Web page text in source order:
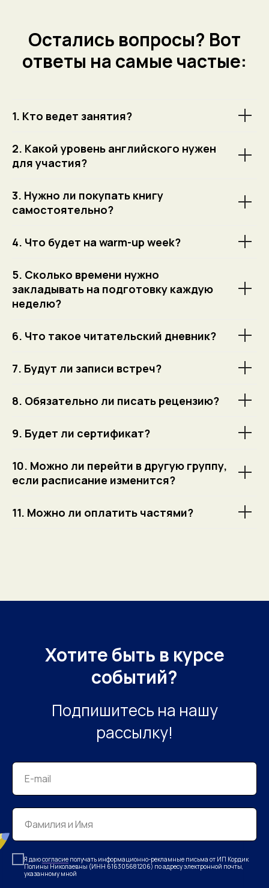
Остались вопросы? Вот
ответы на самые частые:
1. Кто ведет занятия?
2. Какой уровень английского нужен
для участия?
3. Нужно ли покупать книгу
самостоятельно?
4. Что будет на warm-up week?
5. Сколько времени нужно
закладывать на подготовку каждую
неделю?
6. Что такое читательский дневник?
7. Будут ли записи встреч?
8. Обязательно ли писать рецензию?
9. Будет ли сертификат?
10. Можно ли перейти в другую группу,
если расписание изменится?
11. Можно ли оплатить частями?
Хотите быть в курсе
событий?
Подпишитесь на нашу
рассылку!
Я даюсогласие получать информационно-рекламные письма от ИП Кордик
Полины Николаевны (ИНН 616305681206) по адресу электронной почты,
указанному мной